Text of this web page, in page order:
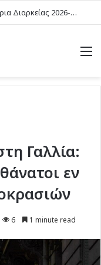
Ενημέρωση για τα Ευρωπαϊκά Εισιτήρια Διαρκείας 2026-2027
Γαλλία:
εν
6 1 minute read